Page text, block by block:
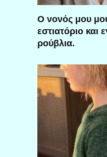
Ο νονός μου
εστιατόριο και
ρούβλια.